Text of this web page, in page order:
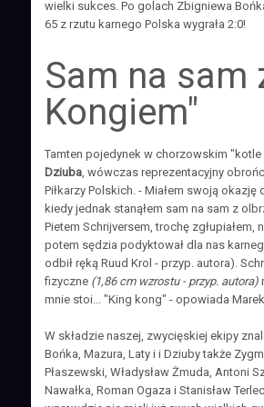
wielki sukces. Po golach Zbigniewa
65 z rzutu karnego Polska wygrała 2:0!
Sam na sam
Kongiem"
Tamten pojedynek w chorzowskim
Dziuba, wówczas reprezentacyjny
Piłkarzy Polskich. - Miałem swoją
kiedy jednak stanąłem sam na sam z
Pietem Schrijversem, trochę zgłupiałem,
potem sędzia podyktował dla nas
odbił ręką Ruud Krol - przyp. autora).
fizyczne (1,86 cm wzrostu - przyp. autora)
mnie stoi... "King kong" - opowiada
W składzie naszej, zwycięskiej ekipy
Bońka, Mazura, Laty i i Dziuby także
Płaszewski, Władysław Żmuda, Antoni
Nawałka, Roman Ogaza i Stanisław